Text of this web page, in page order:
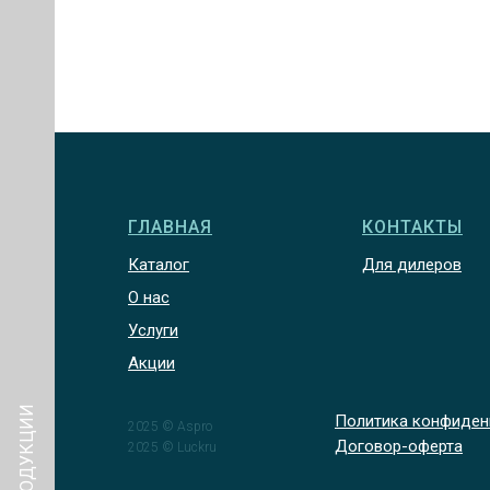
ГЛАВНАЯ
Каталог
О нас
Услуги
Акции
КОНТАКТЫ
Для дилеров
2025 © Aspro
2025 © Luckru
Политика
Договор-оферта